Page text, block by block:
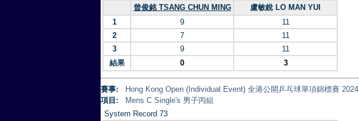
曾俊銘 TSANG CHUN MING
盧敏銳 LO MAN YUI
1
9
11
2
7
11
3
9
11
結果
0 3
賽事:
Hong Kong Open (Individual Event) 全港公開乒乓球單項錦標賽 2024
項目:
Mens C Single's 男子丙組
System Record 73